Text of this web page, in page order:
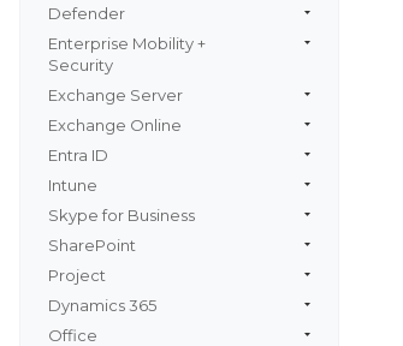
Defender
Enterprise Mobility +
Security
Exchange Server
Exchange Online
Entra ID
Intune
Skype for Business
SharePoint
Project
Dynamics 365
Office